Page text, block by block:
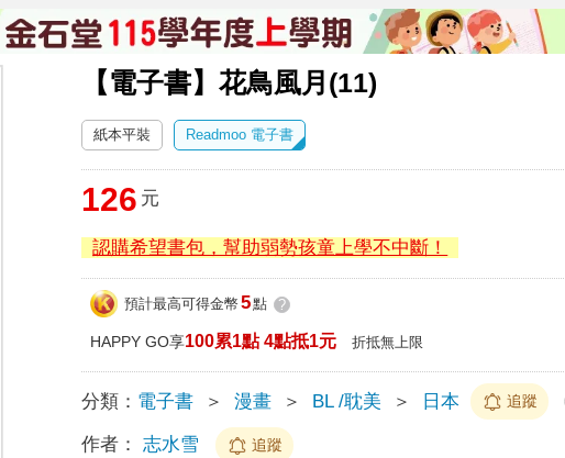
【電子書】花鳥風月(11)
紙本平裝 Readmoo 電子書
126 元
認購希望書包，幫助弱勢孩童上學不中斷！
預計最高可得金幣 5點 ?
HAPPY GO享100累1點 4點抵1元 折抵無上限
分類： 電子書 ＞ 漫畫 ＞ BL /耽美 ＞ 日本 追蹤
作者： 志水雪 追蹤